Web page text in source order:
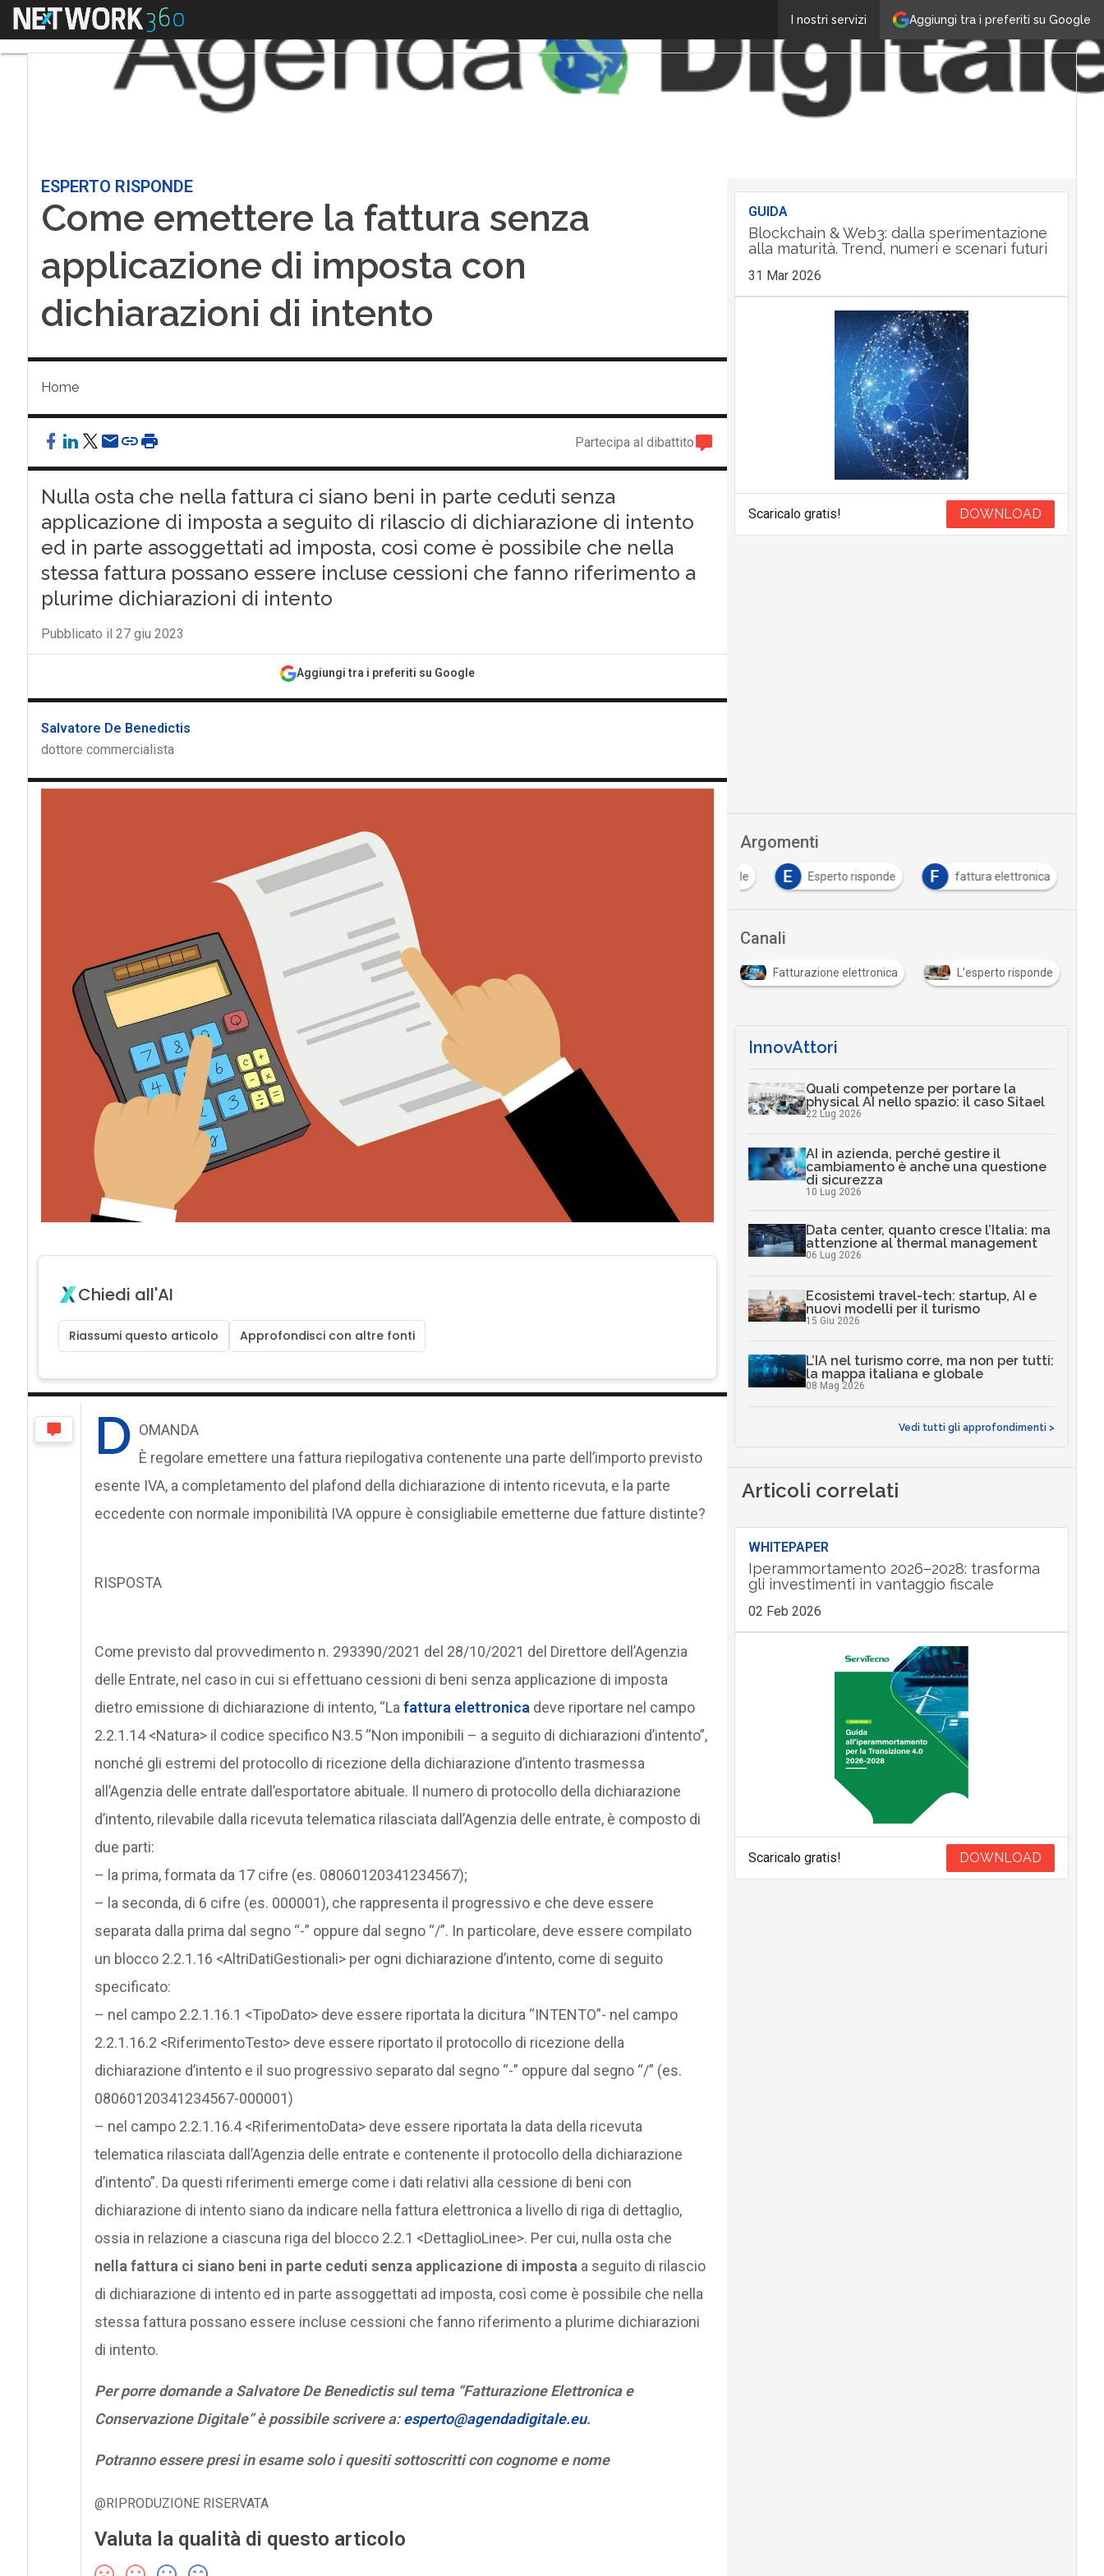
Aggiungi tra i preferiti su Google
I nostri servizi
Menu
ESPERTO RISPONDE
Come emettere la fattura senza
applicazione di imposta con
dichiarazioni di intento
Home
Partecipa al dibattito
Nulla osta che nella fattura ci siano beni in parte ceduti senza
applicazione di imposta a seguito di rilascio di dichiarazione di intento
ed in parte assoggettati ad imposta, così come è possibile che nella
stessa fattura possano essere incluse cessioni che fanno riferimento a
plurime dichiarazioni di intento
Pubblicato il 27 giu 2023
Aggiungi tra i preferiti su Google
Salvatore De Benedictis
dottore commercialista
Chiedi all'AI
Riassumi questo articolo Approfondisci con altre fonti
D OMANDA
È regolare emettere una fattura riepilogativa contenente una parte dell’importo previsto
esente IVA, a completamento del plafond della dichiarazione di intento ricevuta, e la parte
eccedente con normale imponibilità IVA oppure è consigliabile emetterne due fatture distinte?
RISPOSTA
Come previsto dal provvedimento n. 293390/2021 del 28/10/2021 del Direttore dell’Agenzia
delle Entrate, nel caso in cui si effettuano cessioni di beni senza applicazione di imposta
dietro emissione di dichiarazione di intento, “La fattura elettronica deve riportare nel campo
2.2.1.14 <Natura> il codice specifico N3.5 “Non imponibili – a seguito di dichiarazioni d’intento”,
nonché gli estremi del protocollo di ricezione della dichiarazione d’intento trasmessa
all’Agenzia delle entrate dall’esportatore abituale. Il numero di protocollo della dichiarazione
d’intento, rilevabile dalla ricevuta telematica rilasciata dall’Agenzia delle entrate, è composto di
due parti:
– la prima, formata da 17 cifre (es. 08060120341234567);
– la seconda, di 6 cifre (es. 000001), che rappresenta il progressivo e che deve essere
separata dalla prima dal segno “-” oppure dal segno “/”. In particolare, deve essere compilato
un blocco 2.2.1.16 <AltriDatiGestionali> per ogni dichiarazione d’intento, come di seguito
specificato:
– nel campo 2.2.1.16.1 <TipoDato> deve essere riportata la dicitura “INTENTO”- nel campo
2.2.1.16.2 <RiferimentoTesto> deve essere riportato il protocollo di ricezione della
dichiarazione d’intento e il suo progressivo separato dal segno “-” oppure dal segno “/” (es.
08060120341234567-000001)
– nel campo 2.2.1.16.4 <RiferimentoData> deve essere riportata la data della ricevuta
telematica rilasciata dall’Agenzia delle entrate e contenente il protocollo della dichiarazione
d’intento”. Da questi riferimenti emerge come i dati relativi alla cessione di beni con
dichiarazione di intento siano da indicare nella fattura elettronica a livello di riga di dettaglio,
ossia in relazione a ciascuna riga del blocco 2.2.1 <DettaglioLinee>. Per cui, nulla osta che
nella fattura ci siano beni in parte ceduti senza applicazione di imposta a seguito di rilascio
di dichiarazione di intento ed in parte assoggettati ad imposta, così come è possibile che nella
stessa fattura possano essere incluse cessioni che fanno riferimento a plurime dichiarazioni
di intento.
Per porre domande a Salvatore De Benedictis sul tema “Fatturazione Elettronica e
Conservazione Digitale” è possibile scrivere a:esperto@agendadigitale.eu.
Potranno essere presi in esame solo i quesiti sottoscritti con cognome e nome
@RIPRODUZIONE RISERVATA
Valuta la qualità di questo articolo
GUIDA
Blockchain & Web3: dalla sperimentazione
alla maturità. Trend, numeri e scenari futuri
31 Mar 2026
Scaricalo gratis! DOWNLOAD
Argomenti
conservazione digitale E Esperto risponde F fattura elettronica
Canali
Fatturazione elettronica L'esperto risponde
InnovAttori
Quali competenze per portare la
physical AI nello spazio: il caso Sitael
22 Lug 2026
AI in azienda, perché gestire il
cambiamento è anche una questione
di sicurezza
10 Lug 2026
Data center, quanto cresce l’Italia: ma
attenzione al thermal management
06 Lug 2026
Ecosistemi travel-tech: startup, AI e
nuovi modelli per il turismo
15 Giu 2026
L’IA nel turismo corre, ma non per tutti:
la mappa italiana e globale
08 Mag 2026
Vedi tutti gli approfondimenti >
Articoli correlati
WHITEPAPER
Iperammortamento 2026–2028: trasforma
gli investimenti in vantaggio fiscale
02 Feb 2026
Scaricalo gratis! DOWNLOAD